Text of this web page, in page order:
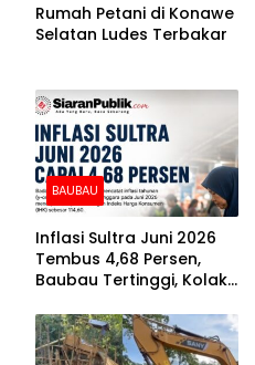
Rumah Petani di Konawe
Selatan Ludes Terbakar
BAUBAU
Inflasi Sultra Juni 2026
Tembus 4,68 Persen,
Baubau Tertinggi, Kolaka